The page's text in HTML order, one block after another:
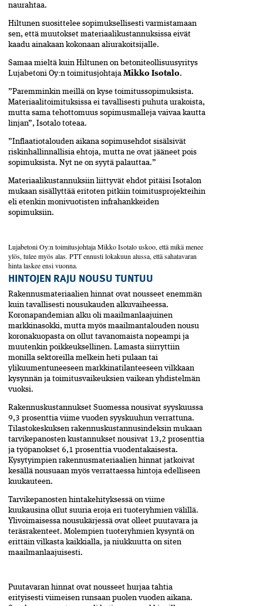
naurahtaa.
Hiltunen suosittelee sopimuksellisesti varmistamaan
sen, että muutokset materiaalikustannuksissa eivät
kaadu ainakaan kokonaan aliurakoitsijalle.
Samaa mieltä kuin Hiltunen on betoniteollisuusyritys
Lujabetoni Oy:n toimitusjohtaja Mikko Isotalo.
”Paremminkin meillä on kyse toimitussopimuksista.
Materiaalitoimituksissa ei tavallisesti puhuta urakoista,
mutta sama tehottomuus sopimusmalleja vaivaa kautta
linjan”, Isotalo toteaa.
”Inflaatiotalouden aikana sopimusehdot sisälsivät
riskinhallinnallisia ehtoja, mutta ne ovat jääneet pois
sopimuksista. Nyt ne on syytä palauttaa.”
Materiaalikustannuksiin liittyvät ehdot pitäisi Isotalon
mukaan sisällyttää eritoten pitkiin toimitusprojekteihin
eli etenkin monivuotisten infrahankkeiden
sopimuksiin.
Lujabetoni Oy:n toimitusjohtaja Mikko Isotalo uskoo, että mikä menee
ylös, tulee myös alas. PTT ennusti lokakuun alussa, että sahatavaran
hinta laskee ensi vuonna.
HINTOJEN RAJU NOUSU TUNTUU
Rakennusmateriaalien hinnat ovat nousseet enemmän
kuin tavallisesti nousukauden alkuvaiheessa.
Koronapandemian alku oli maailmanlaajuinen
markkinasokki, mutta myös maailmantalouden nousu
koronakuopasta on ollut tavanomaista nopeampi ja
muutenkin poikkeuksellinen. Lamasta siirryttiin
monilla sektoreilla melkein heti pulaan tai
ylikuumentuneeseen markkinatilanteeseen vilkkaan
kysynnän ja toimitusvaikeuksien vaikean yhdistelmän
vuoksi.
Rakennuskustannukset Suomessa nousivat syyskuussa
9,3 prosenttia viime vuoden syyskuuhun verrattuna.
Tilastokeskuksen rakennuskustannusindeksin mukaan
tarvikepanosten kustannukset nousivat 13,2 prosenttia
ja työpanokset 6,1 prosenttia vuodentakaisesta.
Kysytyimpien rakennusmateriaalien hinnat jatkoivat
kesällä nousuaan myös verrattaessa hintoja edelliseen
kuukauteen.
Tarvikepanosten hintakehityksessä on viime
kuukausina ollut suuria eroja eri tuoteryhmien välillä.
Ylivoimaisessa nousukärjessä ovat olleet puutavara ja
teräsrakenteet. Molempien tuoteryhmien kysyntä on
erittäin vilkasta kaikkialla, ja niukkuutta on siten
maailmanlaajuisesti.
Puutavaran hinnat ovat nousseet hurjaa tahtia
erityisesti viimeisen runsaan puolen vuoden aikana.